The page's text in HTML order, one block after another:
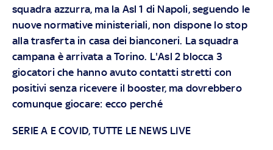
squadra azzurra, ma la Asl 1 di Napoli, seguendo le
nuove normative ministeriali, non dispone lo stop
alla trasferta in casa dei bianconeri. La squadra
campana è arrivata a Torino. L'Asl 2 blocca 3
giocatori che hanno avuto contatti stretti con
positivi senza ricevere il booster, ma dovrebbero
comunque giocare: ecco perché
SERIE A E COVID, TUTTE LE NEWS LIVE